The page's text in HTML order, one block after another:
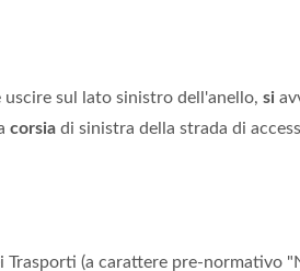
uscire sul lato sinistro dell'anello, si
corsia di sinistra della strada di
Trasporti (a carattere pre-normativo